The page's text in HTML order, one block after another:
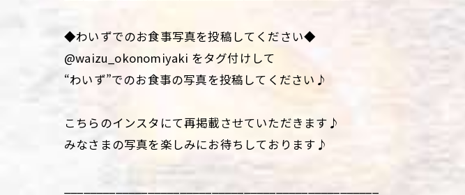
◆わいずでのお食事写真を投稿してください◆
@waizu_okonomiyaki をタグ付けして
“わいず”でのお食事の写真を投稿してください♪
こちらのインスタにて再掲載させていただきます♪
みなさまの写真を楽しみにお待ちしております♪